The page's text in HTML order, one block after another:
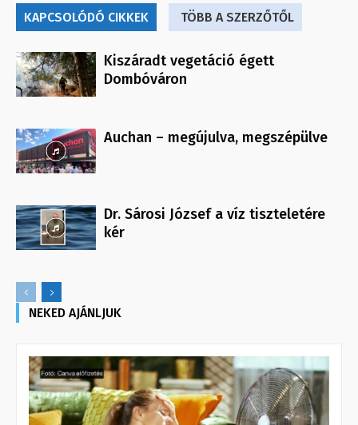
KAPCSOLÓDÓ CIKKEK TÖBB A SZERZŐTŐL
Kiszáradt vegetáció égett
Dombóváron
Auchan – megújulva, megszépülve
Dr. Sárosi József a víz tiszteletére
kér
NEKED AJÁNLJUK